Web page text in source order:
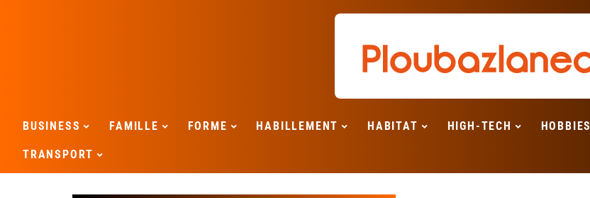
BUSINESS FAMILLE FORME HABILLEMENT HABITAT HIGH-TECH HOBBIES
TRANSPORT